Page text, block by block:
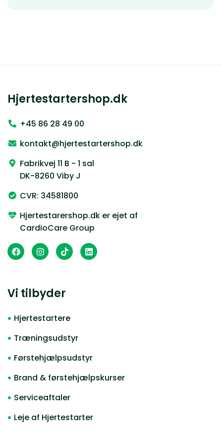
Hjertestartershop.dk
+45 86 28 49 00
kontakt@hjertestartershop.dk
Fabrikvej 11 B - 1 sal
DK-8260 Viby J
CVR: 34581800
Hjertestarershop.dk er ejet af
CardioCare Group
Vi tilbyder
Hjertestartere
Træningsudstyr
Førstehjælpsudstyr
Brand & førstehjælpskurser
Serviceaftaler
Leje af Hjertestarter